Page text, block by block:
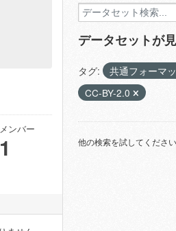
メンバー
1
データセットが
タグ: 共通フォーマ
CC-BY-2.0
他の検索を試してください